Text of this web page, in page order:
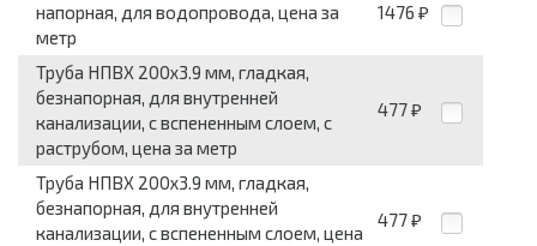
напорная, для водопровода, цена за
метр
1476 ₽
Труба НПВХ 200x3.9 мм, гладкая,
безнапорная, для внутренней
канализации, с вспененным слоем, с
раструбом, цена за метр
477 ₽
Труба НПВХ 200x3.9 мм, гладкая,
безнапорная, для внутренней
канализации, с вспененным слоем, цена
477 ₽